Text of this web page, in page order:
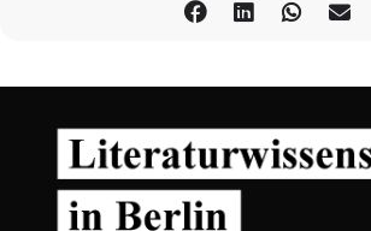
NGA 2023 | 1 min | Director: David Osaodion
Eintritt:9/7 €
→ Tickets buchen